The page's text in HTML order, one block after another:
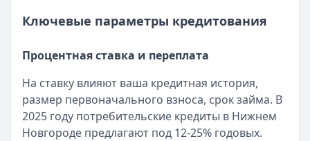
Ключевые параметры кредитования
Процентная ставка и переплата
На ставку влияют ваша кредитная история,
размер первоначального взноса, срок займа. В
2025 году потребительские кредиты в Нижнем
Новгороде предлагают под 12-25% годовых.